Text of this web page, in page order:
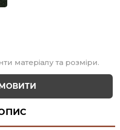
матеріалу та розміри.